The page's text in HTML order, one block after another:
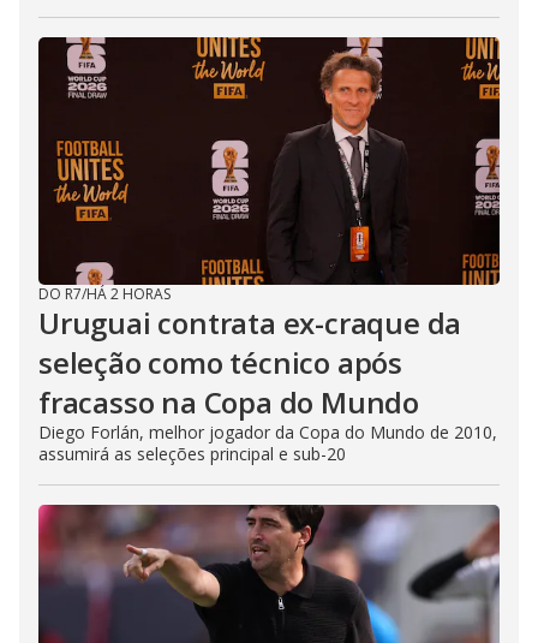
DO R7/HÁ 2 HORAS
Uruguai contrata ex-craque da
seleção como técnico após
fracasso na Copa do Mundo
Diego Forlán, melhor jogador da Copa do Mundo de 2010,
assumirá as seleções principal e sub-20